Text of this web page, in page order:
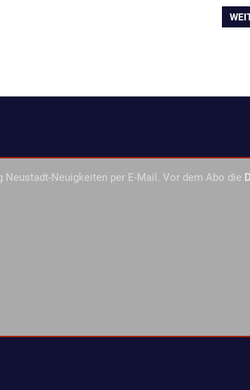
Neustadt-Neuigkeiten per E-Mail. Vor dem Abo die